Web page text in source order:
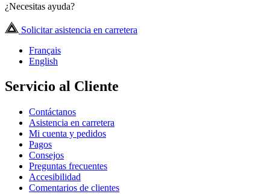
¿Necesitas ayuda?
Solicitar asistencia en carretera
Français
English
Servicio al Cliente
Contáctanos
Asistencia en carretera
Mi cuenta y pedidos
Pagos
Consejos
Preguntas frecuentes
Accesibilidad
Comentarios de clientes